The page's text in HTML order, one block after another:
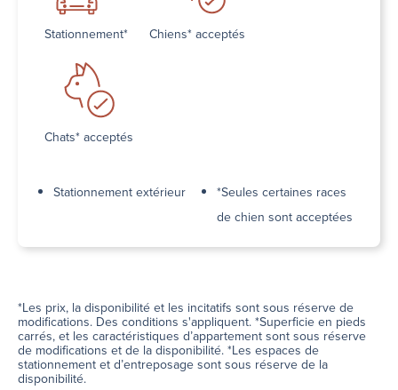
Stationnement* Chiens* acceptés
Chats* acceptés
Stationnement extérieur
*Seules certaines races
de chien sont acceptées
*Les prix, la disponibilité et les incitatifs sont sous réserve de
modifications. Des conditions s'appliquent. *Superficie en pieds
carrés, et les caractéristiques d’appartement sont sous réserve
de modifications et de la disponibilité. *Les espaces de
stationnement et d’entreposage sont sous réserve de la
disponibilité.